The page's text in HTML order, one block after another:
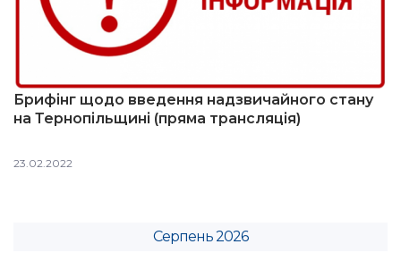
Брифінг щодо введення надзвичайного стану
на Тернопільщині (пряма трансляція)
23.02.2022
Серпень 2026